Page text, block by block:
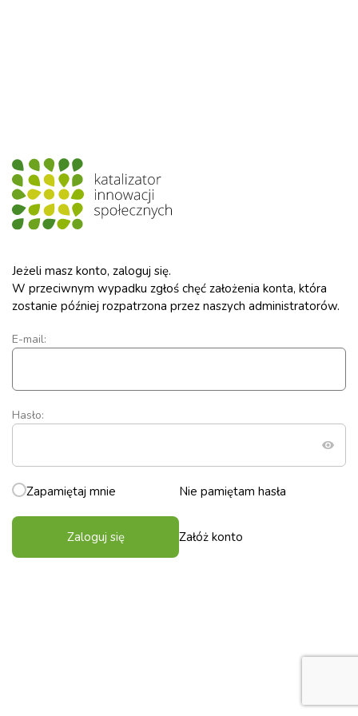
Jeżeli masz konto, zaloguj się.
W przeciwnym wypadku zgłoś chęć założenia konta, która
zostanie później rozpatrzona przez naszych administratorów.
E-mail:
Hasło:
Zapamiętaj mnie Nie pamiętam hasła
Zaloguj się Załóż konto